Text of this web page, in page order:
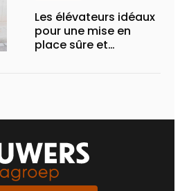
Les élévateurs idéaux
pour une mise en
place sûre et